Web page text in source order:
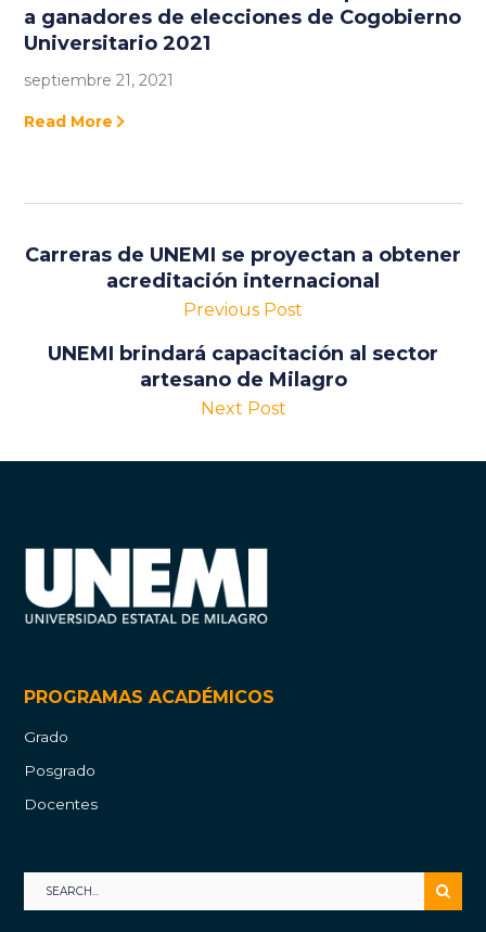
a ganadores de elecciones de Cogobierno
Universitario 2021
septiembre 21, 2021
Read More
Carreras de UNEMI se proyectan a obtener
acreditación internacional
Previous Post
UNEMI brindará capacitación al sector
artesano de Milagro
Next Post
PROGRAMAS ACADÉMICOS
Grado
Posgrado
Docentes